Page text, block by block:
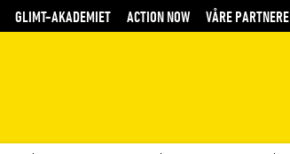
GLIMT-AKADEMIET ACTION NOW VÅRE PARTNERE